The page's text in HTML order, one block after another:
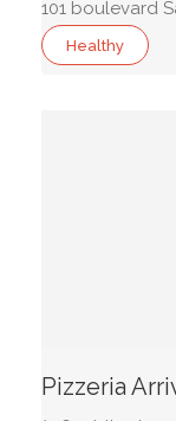
101 boulevard
Healthy
Pizzeria